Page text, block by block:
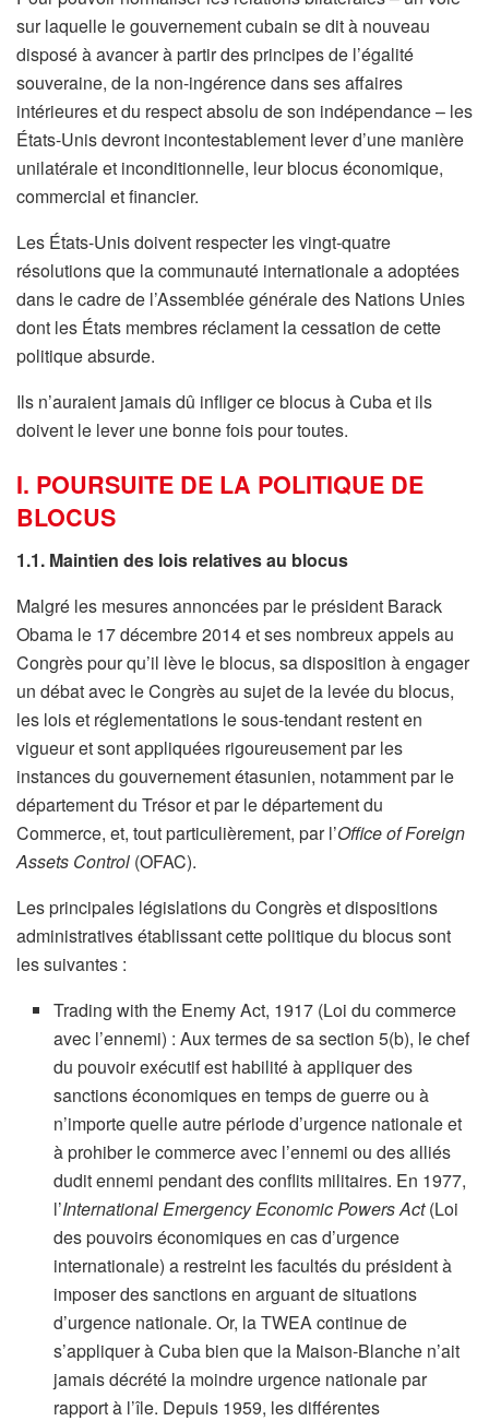
sur laquelle le gouvernement cubain se dit à nouveau
disposé à avancer à partir des principes de l’égalité
souveraine, de la non-ingérence dans ses affaires
intérieures et du respect absolu de son indépendance – les
États-Unis devront incontestablement lever d’une manière
unilatérale et inconditionnelle, leur blocus économique,
commercial et financier.
Les États-Unis doivent respecter les vingt-quatre
résolutions que la communauté internationale a adoptées
dans le cadre de l’Assemblée générale des Nations Unies
dont les États membres réclament la cessation de cette
politique absurde.
Ils n’auraient jamais dû infliger ce blocus à Cuba et ils
doivent le lever une bonne fois pour toutes.
I. POURSUITE DE LA POLITIQUE DE
BLOCUS
1.1. Maintien des lois relatives au blocus
Malgré les mesures annoncées par le président Barack
Obama le 17 décembre 2014 et ses nombreux appels au
Congrès pour qu’il lève le blocus, sa disposition à engager
un débat avec le Congrès au sujet de la levée du blocus,
les lois et réglementations le sous-tendant restent en
vigueur et sont appliquées rigoureusement par les
instances du gouvernement étasunien, notamment par le
département du Trésor et par le département du
Commerce, et, tout particulièrement, par l’Office of Foreign
Assets Control (OFAC).
Les principales législations du Congrès et dispositions
administratives établissant cette politique du blocus sont
les suivantes :
Trading with the Enemy Act, 1917 (Loi du commerce
avec l’ennemi) : Aux termes de sa section 5(b), le chef
du pouvoir exécutif est habilité à appliquer des
sanctions économiques en temps de guerre ou à
n’importe quelle autre période d’urgence nationale et
à prohiber le commerce avec l’ennemi ou des alliés
dudit ennemi pendant des conflits militaires. En 1977,
l’International Emergency Economic Powers Act(Loi
des pouvoirs économiques en cas d’urgence
internationale) a restreint les facultés du président à
imposer des sanctions en arguant de situations
d’urgence nationale. Or, la TWEA continue de
s’appliquer à Cuba bien que la Maison-Blanche n’ait
jamais décrété la moindre urgence nationale par
rapport à l’île. Depuis 1959, les différentes